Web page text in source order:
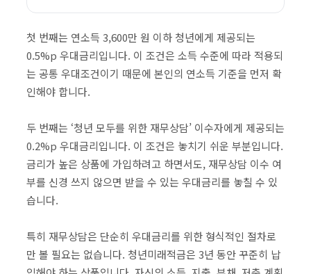
첫 번째는 연소득 3,600만 원 이하 청년에게 제공되는
0.5%p 우대금리입니다. 이 조건은 소득 수준에 따라 적용되
는 공통 우대조건이기 때문에 본인의 연소득 기준을 먼저 확
인해야 합니다.
두 번째는 ‘청년 모두를 위한 재무상담’ 이수자에게 제공되는
0.2%p 우대금리입니다. 이 조건은 놓치기 쉬운 부분입니다.
금리가 높은 상품에 가입하려고 하면서도, 재무상담 이수 여
부를 신경 쓰지 않으면 받을 수 있는 우대금리를 놓칠 수 있
습니다.
특히 재무상담은 단순히 우대금리를 위한 형식적인 절차로
만 볼 필요는 없습니다. 청년미래적금은 3년 동안 꾸준히 납